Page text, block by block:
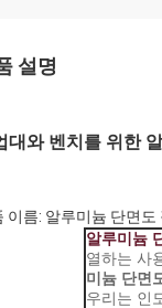
설명
대와 벤치를 위한
이름: 알루미늄 단면도
알루미늄
열하는 사
미늄 단면
우리는 인